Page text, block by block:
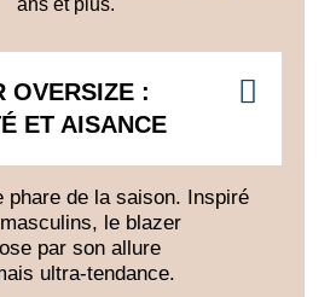
ans et plus.
OVERSIZE :
ET AISANCE
phare de la saison. Inspiré
le blazer
par son allure
ultra-tendance.